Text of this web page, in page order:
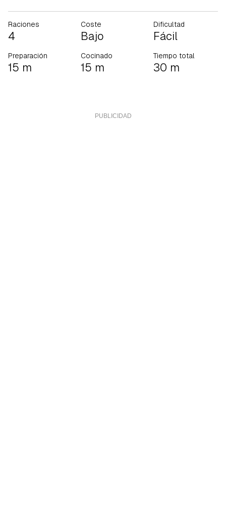
Raciones
4
Coste
Bajo
Dificultad
Fácil
Preparación
15 m
Cocinado
15 m
Tiempo total
30 m